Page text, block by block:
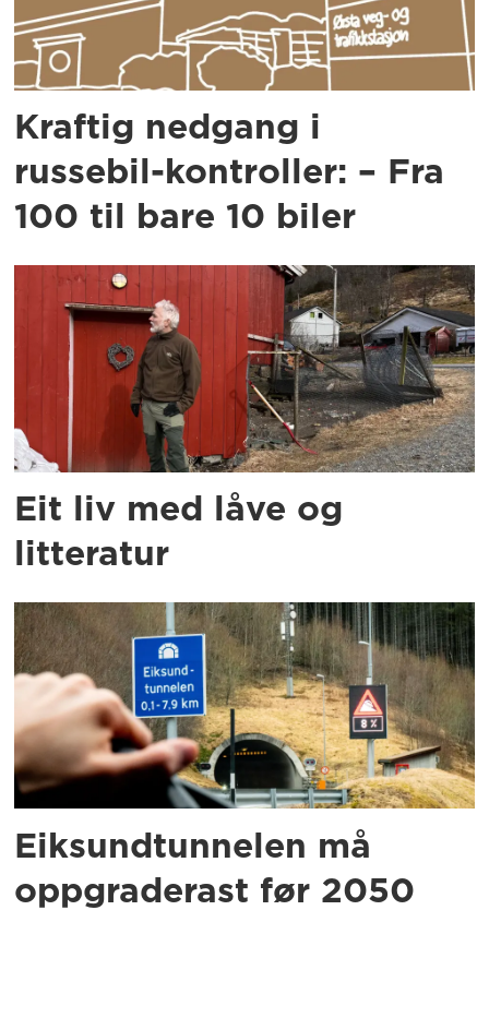
Kraftig nedgang i
russebil-kontroller: – Fra
100 til bare 10 biler
Eit liv med låve og
litteratur
Eiksundtunnelen må
oppgraderast før 2050